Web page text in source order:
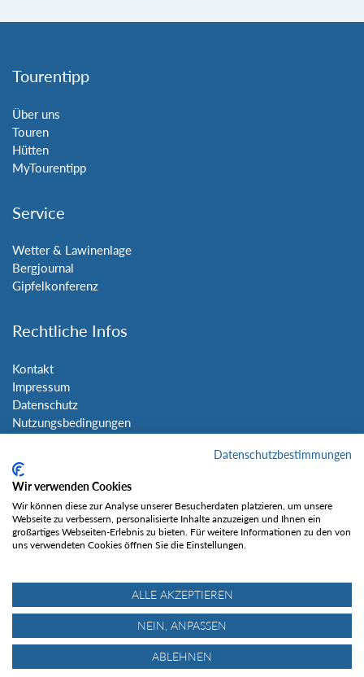
Tourentipp
Über uns
Touren
Hütten
MyTourentipp
Service
Wetter & Lawinenlage
Bergjournal
Gipfelkonferenz
Rechtliche Infos
Kontakt
Impressum
Datenschutz
Nutzungsbedingungen
Social Media
Gefällt mir
Datenschutzbestimmungen
Wir verwenden Cookies
Wir können diese zur Analyse unserer Besucherdaten platzieren, um unsere
Webseite zu verbessern, personalisierte Inhalte anzuzeigen und Ihnen ein
großartiges Webseiten-Erlebnis zu bieten. Für weitere Informationen zu den von
uns verwendeten Cookies öffnen Sie die Einstellungen.
ALLE AKZEPTIEREN
NEIN, ANPASSEN
ABLEHNEN